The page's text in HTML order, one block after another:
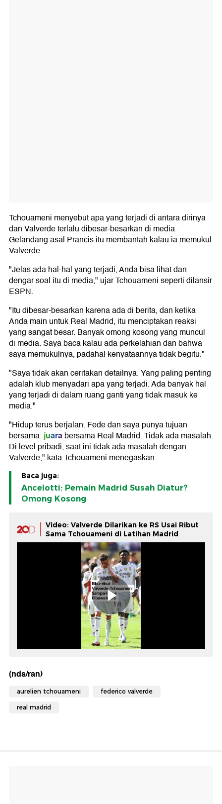
Tchouameni menyebut apa yang terjadi di antara dirinya
dan Valverde terlalu dibesar-besarkan di media.
Gelandang asal Prancis itu membantah kalau ia memukul
Valverde.
"Jelas ada hal-hal yang terjadi, Anda bisa lihat dan
dengar soal itu di media," ujar Tchouameni seperti dilansir
ESPN.
"Itu dibesar-besarkan karena ada di berita, dan ketika
Anda main untuk Real Madrid, itu menciptakan reaksi
yang sangat besar. Banyak omong kosong yang muncul
di media. Saya baca kalau ada perkelahian dan bahwa
saya memukulnya, padahal kenyataannya tidak begitu."
"Saya tidak akan ceritakan detailnya. Yang paling penting
adalah klub menyadari apa yang terjadi. Ada banyak hal
yang terjadi di dalam ruang ganti yang tidak masuk ke
media."
"Hidup terus berjalan. Fede dan saya punya tujuan
bersama:juarabersama Real Madrid. Tidak ada masalah.
Di level pribadi, saat ini tidak ada masalah dengan
Valverde," kata Tchouameni menegaskan.
Baca juga:
Ancelotti: Pemain Madrid Susah Diatur?
Omong Kosong
Video: Valverde Dilarikan ke RS Usai Ribut
Sama Tchouameni di Latihan Madrid
(nds/ran)
aurelien tchouameni federico valverde
real madrid